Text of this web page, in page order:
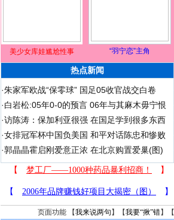
美少女库娃尴尬性事 “羽宁恋”主角
热点新闻
·朱家军欧战“保零球” 国足05收官战交白卷
·白岩松:05年0-0的预言 06年与其麻木毋宁恨
·访陈涛：保加利亚很强 在国足学到很多东西
·女排冠军杯中国负美国 和平对话陈忠和惨败
·郭晶晶霍启刚爱意正浓 在北京购置爱巢(图)
页面功能 【我来说两句 】【我要“揪”错】【